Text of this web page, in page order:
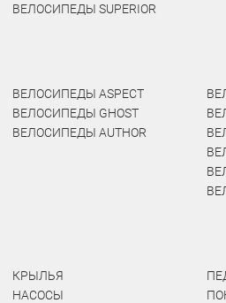
ВЕЛОСИПЕДЫ SUPERIOR
ВЕЛОСИПЕДЫ ASPECT
ВЕЛОСИПЕДЫ GHOST
ВЕЛОСИПЕДЫ AUTHOR
КРЫЛЬЯ
НАСОСЫ